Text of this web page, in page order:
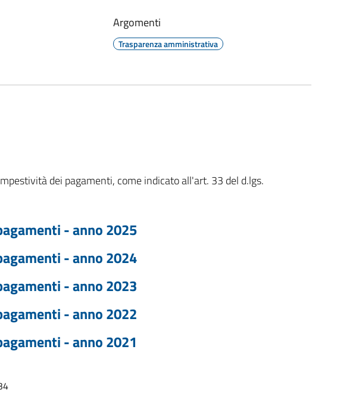
Argomenti
Trasparenza amministrativa
dei pagamenti, come indicato all'art. 33 del d.lgs.
- anno 2025
- anno 2024
- anno 2023
- anno 2022
- anno 2021